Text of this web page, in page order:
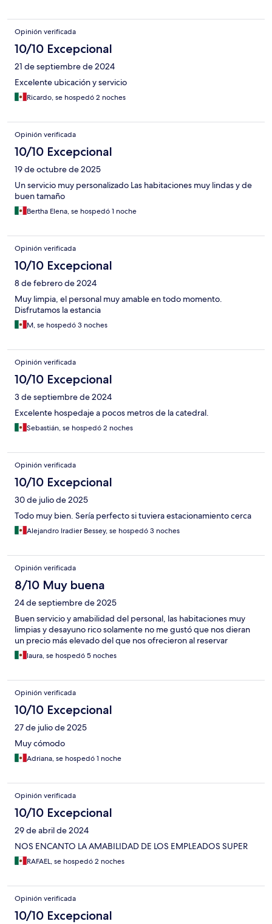
Opinión verificada
10/10 Excepcional
21 de septiembre de 2024
Excelente ubicación y servicio
Ricardo, se hospedó 2 noches
Opinión verificada
10/10 Excepcional
19 de octubre de 2025
Un servicio muy personalizado Las habitaciones muy lindas y de
buen tamaño
Bertha Elena, se hospedó 1 noche
Opinión verificada
10/10 Excepcional
8 de febrero de 2024
Muy limpia, el personal muy amable en todo momento.
Disfrutamos la estancia
M, se hospedó 3 noches
Opinión verificada
10/10 Excepcional
3 de septiembre de 2024
Excelente hospedaje a pocos metros de la catedral.
Sebastián, se hospedó 2 noches
Opinión verificada
10/10 Excepcional
30 de julio de 2025
Todo muy bien. Sería perfecto si tuviera estacionamiento cerca
Alejandro Iradier Bessey, se hospedó 3 noches
Opinión verificada
8/10 Muy buena
24 de septiembre de 2025
Buen servicio y amabilidad del personal, las habitaciones muy
limpias y desayuno rico solamente no me gustó que nos dieran
un precio más elevado del que nos ofrecieron al reservar
laura, se hospedó 5 noches
Opinión verificada
10/10 Excepcional
27 de julio de 2025
Muy cómodo
Adriana, se hospedó 1 noche
Opinión verificada
10/10 Excepcional
29 de abril de 2024
NOS ENCANTO LA AMABILIDAD DE LOS EMPLEADOS SUPER
RAFAEL, se hospedó 2 noches
Opinión verificada
10/10 Excepcional